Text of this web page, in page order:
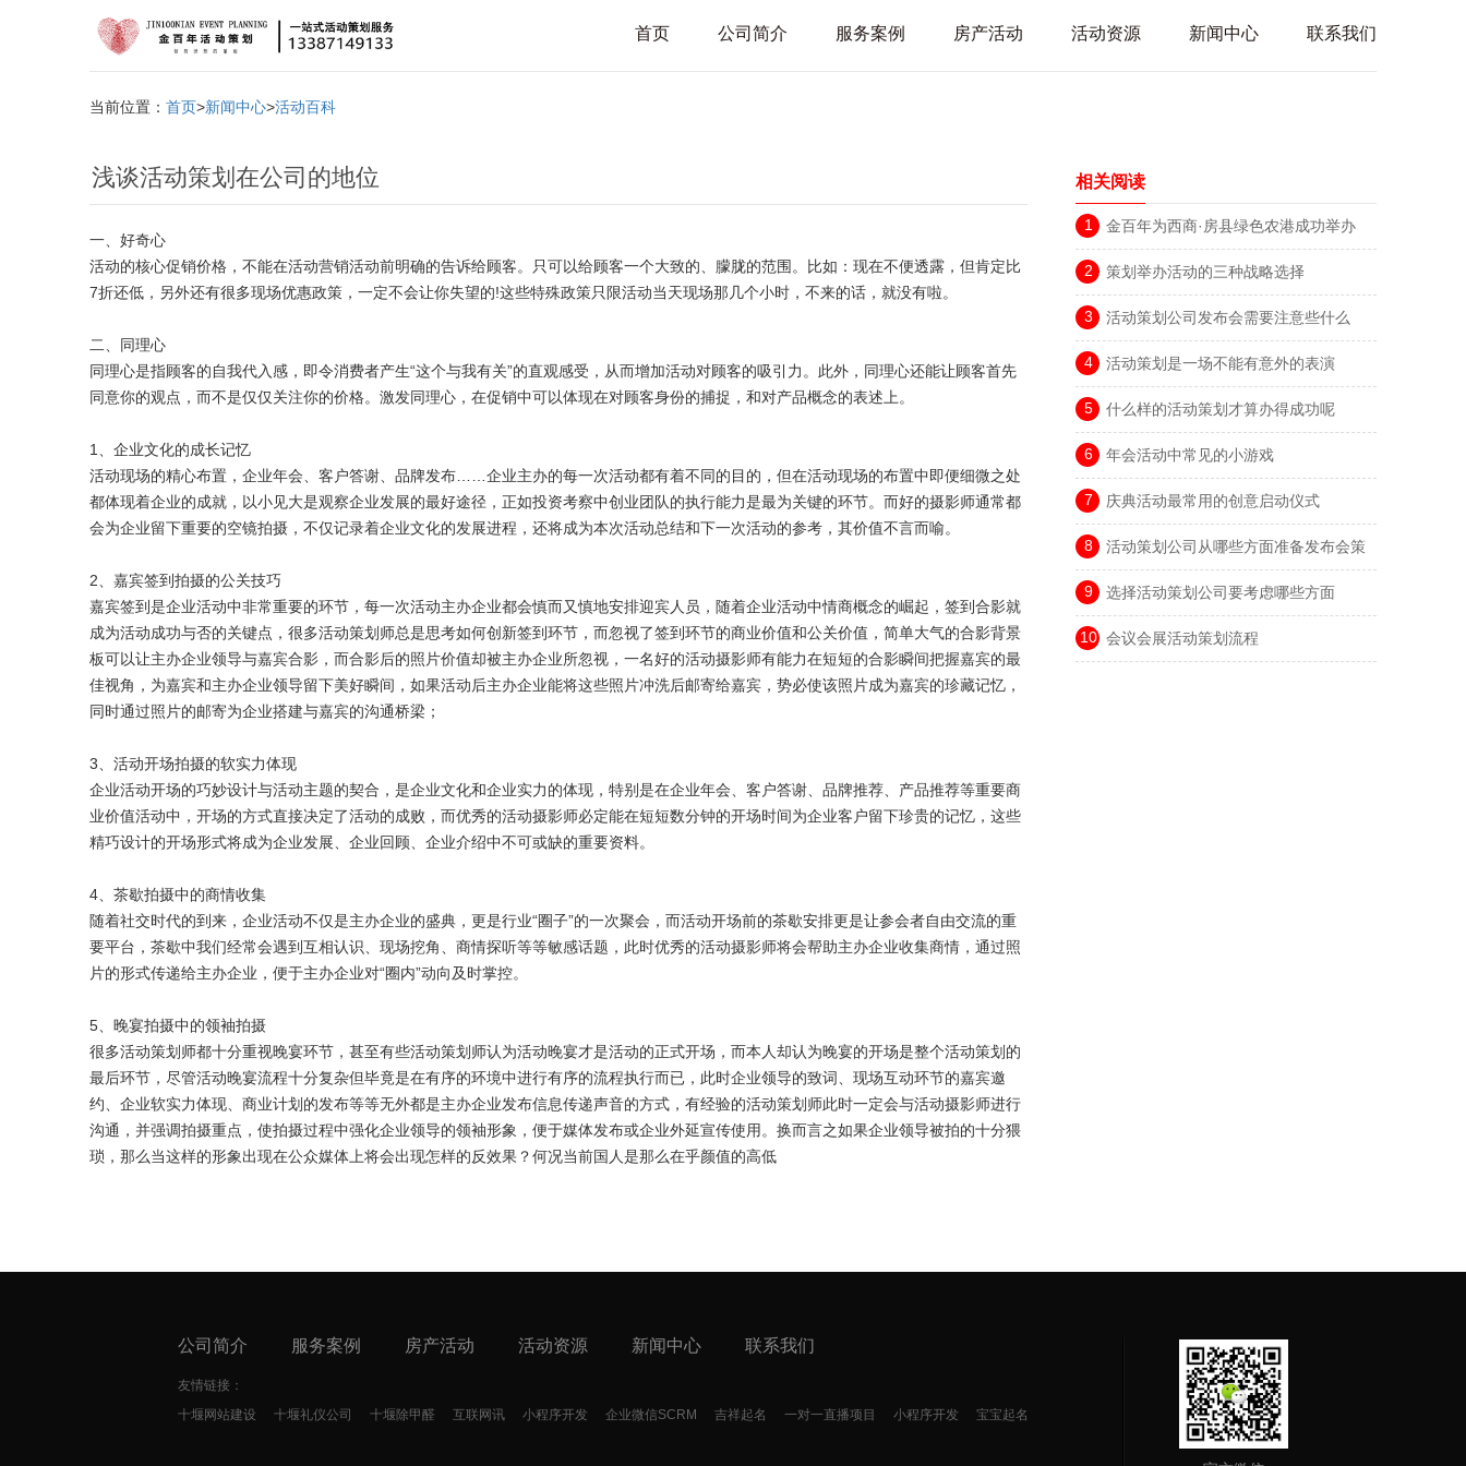
首页 公司简介 服务案例 房产活动 活动资源 新闻中心 联系我们
当前位置： 首页>新闻中心>活动百科
浅谈活动策划在公司的地位
一、好奇心
活动的核心促销价格，不能在活动营销活动前明确的告诉给顾客。只可以给顾客一个大致的、朦胧的范围。比如：现在不便透露，但肯定比
7折还低，另外还有很多现场优惠政策，一定不会让你失望的!这些特殊政策只限活动当天现场那几个小时，不来的话，就没有啦。
二、同理心
同理心是指顾客的自我代入感，即令消费者产生“这个与我有关”的直观感受，从而增加活动对顾客的吸引力。此外，同理心还能让顾客首先
同意你的观点，而不是仅仅关注你的价格。激发同理心，在促销中可以体现在对顾客身份的捕捉，和对产品概念的表述上。
1、企业文化的成长记忆
活动现场的精心布置，企业年会、客户答谢、品牌发布……企业主办的每一次活动都有着不同的目的，但在活动现场的布置中即便细微之处
都体现着企业的成就，以小见大是观察企业发展的最好途径，正如投资考察中创业团队的执行能力是最为关键的环节。而好的摄影师通常都
会为企业留下重要的空镜拍摄，不仅记录着企业文化的发展进程，还将成为本次活动总结和下一次活动的参考，其价值不言而喻。
2、嘉宾签到拍摄的公关技巧
嘉宾签到是企业活动中非常重要的环节，每一次活动主办企业都会慎而又慎地安排迎宾人员，随着企业活动中情商概念的崛起，签到合影就
成为活动成功与否的关键点，很多活动策划师总是思考如何创新签到环节，而忽视了签到环节的商业价值和公关价值，简单大气的合影背景
板可以让主办企业领导与嘉宾合影，而合影后的照片价值却被主办企业所忽视，一名好的活动摄影师有能力在短短的合影瞬间把握嘉宾的最
佳视角，为嘉宾和主办企业领导留下美好瞬间，如果活动后主办企业能将这些照片冲洗后邮寄给嘉宾，势必使该照片成为嘉宾的珍藏记忆，
同时通过照片的邮寄为企业搭建与嘉宾的沟通桥梁；
3、活动开场拍摄的软实力体现
企业活动开场的巧妙设计与活动主题的契合，是企业文化和企业实力的体现，特别是在企业年会、客户答谢、品牌推荐、产品推荐等重要商
业价值活动中，开场的方式直接决定了活动的成败，而优秀的活动摄影师必定能在短短数分钟的开场时间为企业客户留下珍贵的记忆，这些
精巧设计的开场形式将成为企业发展、企业回顾、企业介绍中不可或缺的重要资料。
4、茶歇拍摄中的商情收集
随着社交时代的到来，企业活动不仅是主办企业的盛典，更是行业“圈子”的一次聚会，而活动开场前的茶歇安排更是让参会者自由交流的重
要平台，茶歇中我们经常会遇到互相认识、现场挖角、商情探听等等敏感话题，此时优秀的活动摄影师将会帮助主办企业收集商情，通过照
片的形式传递给主办企业，便于主办企业对“圈内”动向及时掌控。
5、晚宴拍摄中的领袖拍摄
很多活动策划师都十分重视晚宴环节，甚至有些活动策划师认为活动晚宴才是活动的正式开场，而本人却认为晚宴的开场是整个活动策划的
最后环节，尽管活动晚宴流程十分复杂但毕竟是在有序的环境中进行有序的流程执行而已，此时企业领导的致词、现场互动环节的嘉宾邀
约、企业软实力体现、商业计划的发布等等无外都是主办企业发布信息传递声音的方式，有经验的活动策划师此时一定会与活动摄影师进行
沟通，并强调拍摄重点，使拍摄过程中强化企业领导的领袖形象，便于媒体发布或企业外延宣传使用。换而言之如果企业领导被拍的十分猥
琐，那么当这样的形象出现在公众媒体上将会出现怎样的反效果？何况当前国人是那么在乎颜值的高低
相关阅读
1
金百年为西商·房县绿色农港成功举办
2023首届星光夜市美食节
2
策划举办活动的三种战略选择
3 活动策划公司发布会需要注意些什么
4 活动策划是一场不能有意外的表演
5 什么样的活动策划才算办得成功呢
6 年会活动中常见的小游戏
7 庆典活动最常用的创意启动仪式
8
活动策划公司从哪些方面准备发布会策
划
9
选择活动策划公司要考虑哪些方面
10 会议会展活动策划流程
公司简介 服务案例 房产活动 活动资源 新闻中心 联系我们
友情链接：
十堰网站建设
十堰礼仪公司 十堰除甲醛 互联网讯 小程序开发 企业微信SCRM 吉祥起名 一对一直播项目 小程序开发 宝宝起名